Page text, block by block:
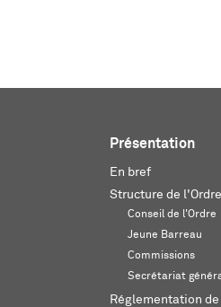
Présentation
En bref
Structure de l'Ordre
Conseil de l'Ordre
Jeune Barreau
Commissions
Secrétariat
Réglementation